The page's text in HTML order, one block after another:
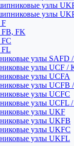
узлы
узлы
F
FB, FK
FL
узлы SAFD
узлы UCF /
узлы UCFA
узлы UCFB
узлы UCFC
узлы UCFL
узлы UKF
узлы UKFB
узлы UKFC
узлы UKFL